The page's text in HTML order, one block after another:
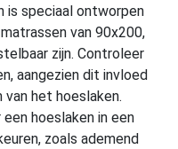
is speciaal ontworpen
van 90x200,
zijn. Controleer
aangezien dit invloed
van het hoeslaken.
hoeslaken in een
zoals ademend